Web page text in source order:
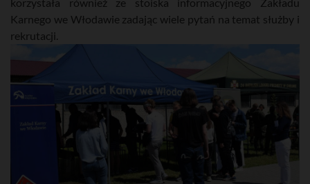
Karnego we Włodawie zadając wiele pytań na temat służby i
rekrutacji.